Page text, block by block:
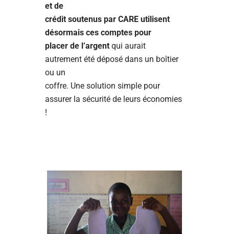
et de
crédit soutenus par CARE utilisent
désormais ces comptes pour
placer de l’argent qui aurait
autrement été déposé dans un boîtier
ou un
coffre. Une solution simple pour
assurer la sécurité de leurs économies
!